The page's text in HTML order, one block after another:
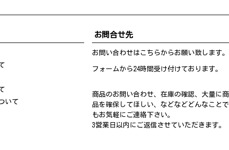
いて
お問合せ先
お問い合わせは こちらからお願い致します。
フォームから24時間受け付けております。
商品のお問い合わせ、在庫の確認、大量に商
品を確保してほしい、などなどどんなことで
もお気軽にご連絡下さい。
3営業日以内にご返信させていただきます。